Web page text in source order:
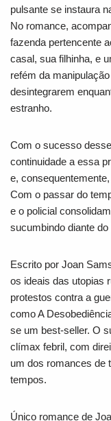
pulsante se instaura
No romance,
fazenda pertencente
casal, sua filhinha, e
refém da
desintegrarem
estranho.
Com o sucesso
continuidade a essa
e,
Com o passar do
e o policial
sucumbindo diante
Escrito por Joan
os ideais das utopias
protestos contra a
comoA
se um best-seller. O
clímax febril, com
um dos romances de
tempos.
Único romance de